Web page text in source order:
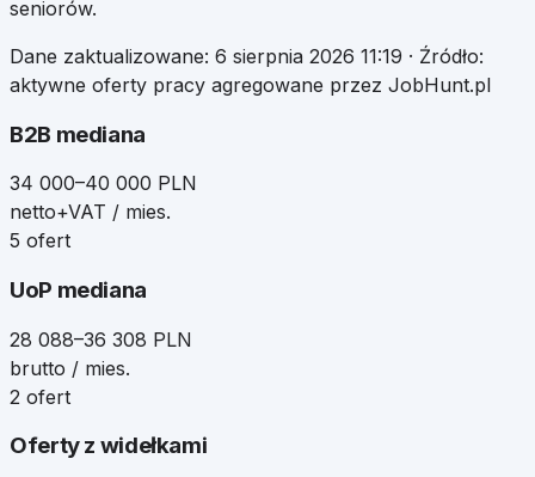
seniorów.
Dane zaktualizowane: 6 sierpnia 2026 11:19 · Źródło:
aktywne oferty pracy agregowane przez JobHunt.pl
B2B mediana
34 000–40 000 PLN
netto+VAT / mies.
5 ofert
UoP mediana
28 088–36 308 PLN
brutto / mies.
2 ofert
Oferty z widełkami